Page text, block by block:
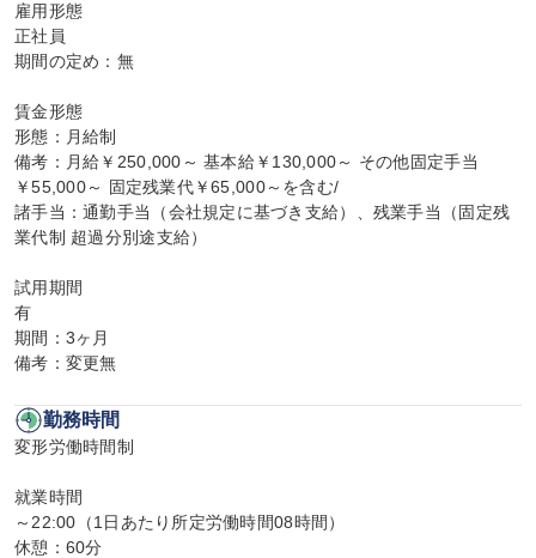
雇用形態
正社員
期間の定め：無
賃金形態
形態：月給制
備考：月給￥250,000～ 基本給￥130,000～ その他固定手当
￥55,000～ 固定残業代￥65,000～を含む/
諸手当：通勤手当（会社規定に基づき支給）、残業手当（固定残
業代制 超過分別途支給）
試用期間
有
期間：3ヶ月
備考：変更無
勤務時間
変形労働時間制
就業時間
～22:00（1日あたり所定労働時間08時間）
休憩：60分